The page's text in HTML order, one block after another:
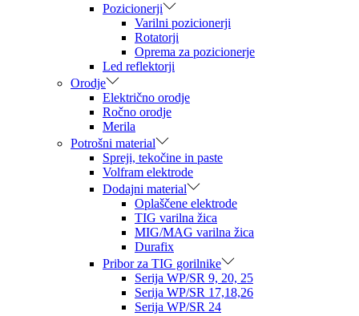
Pozicionerji
Varilni pozicionerji
Rotatorji
Oprema za pozicionerje
Led reflektorji
Orodje
Električno orodje
Ročno orodje
Merila
Potrošni material
Spreji, tekočine in paste
Volfram elektrode
Dodajni material
Oplaščene elektrode
TIG varilna žica
MIG/MAG varilna žica
Durafix
Pribor za TIG gorilnike
Serija WP/SR 9, 20, 25
Serija WP/SR 17,18,26
Serija WP/SR 24